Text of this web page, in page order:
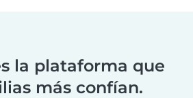
la plataforma que
más confían.